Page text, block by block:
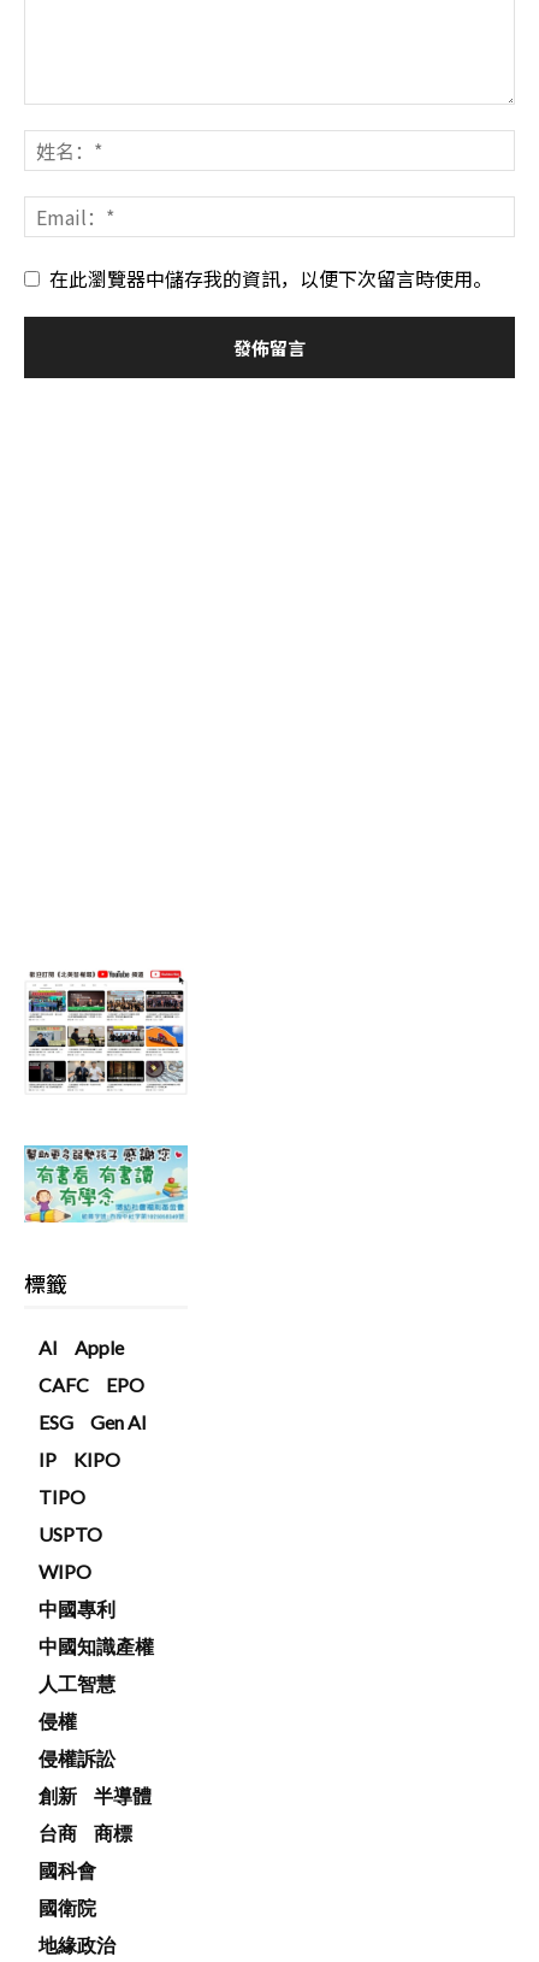
在此瀏覽器中儲存我的資訊，以便下次留言時使用。
標籤
AI
Apple
CAFC
EPO
ESG
Gen AI
IP
KIPO
TIPO
USPTO
WIPO
中國專利
中國知識產權
人工智慧
侵權
侵權訴訟
創新
半導體
台商
商標
國科會
國衛院
地緣政治